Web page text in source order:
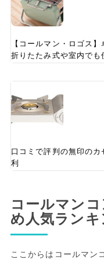
【コールマン・ロゴス
折りたたみ式や室内で
口コミで評判の無印の
利
コールマン
め人気ラン
ここからはコールマン